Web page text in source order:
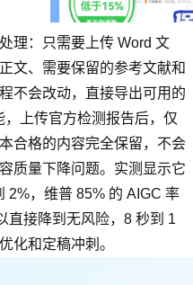
理：只需要上传 Word 文
文、需要保留的参考文献和
不会改动，直接导出可用的
上传官方检测报告后，仅
合格的内容完全保留，不会
质量下降问题。实测显示它
2%，维普 85% 的 AIGC 率
直接降到无风险，8 秒到 1
化和定稿冲刺。